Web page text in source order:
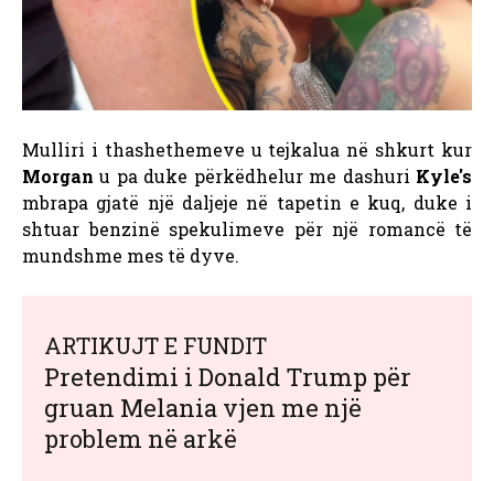
Mulliri i thashethemeve u tejkalua në shkurt kur
Morgan u pa duke përkëdhelur me dashuri Kyle's
mbrapa gjatë një daljeje në tapetin e kuq, duke i
shtuar benzinë ​​spekulimeve për një romancë të
mundshme mes të dyve.
ARTIKUJT E FUNDIT
Pretendimi i Donald Trump për
gruan Melania vjen me një
problem në arkë